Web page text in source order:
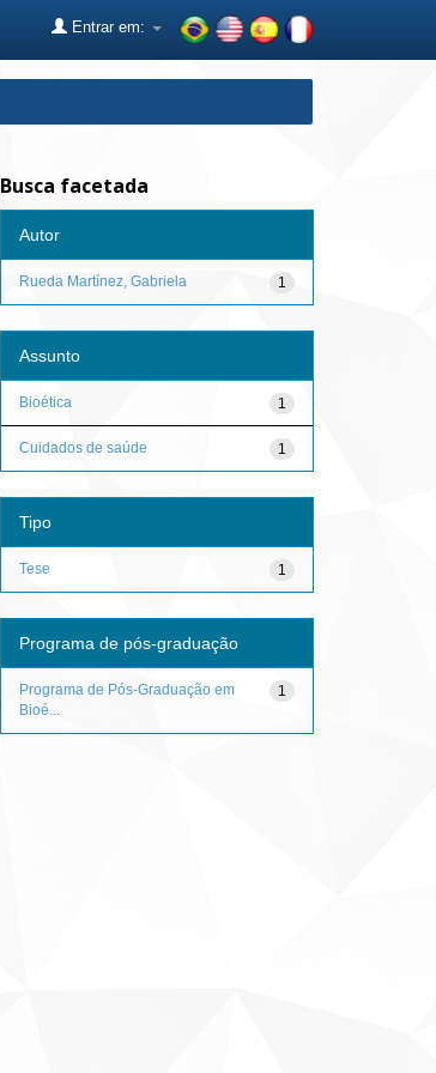
Entrar em:
Busca facetada
Autor
1
Rueda Martínez, Gabriela
Assunto
1
Bioética
1
Cuidados de saúde
Tipo
1
Tese
Programa de pós-graduação
1
Programa de Pós-Graduação em
Bioé...